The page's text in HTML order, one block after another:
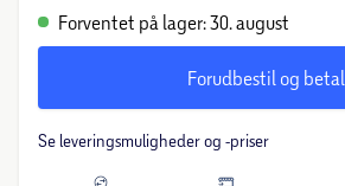
Forventet på lager: 30. august
Forudbestil og betal
Se leveringsmuligheder og -priser